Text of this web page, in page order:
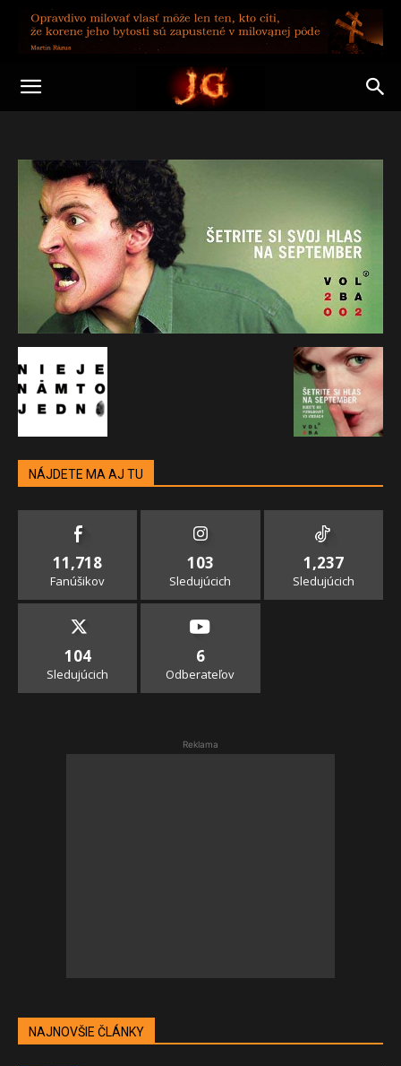
NÁJDETE MA AJ TU
11,718
Fanúšikov
103
Sledujúcich
1,237
Sledujúcich
104
Sledujúcich
6
Odberateľov
Reklama
NAJNOVŠIE ČLÁNKY